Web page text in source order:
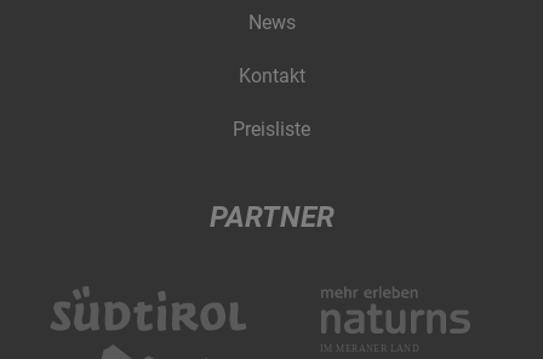
News
Kontakt
Preisliste
PARTNER